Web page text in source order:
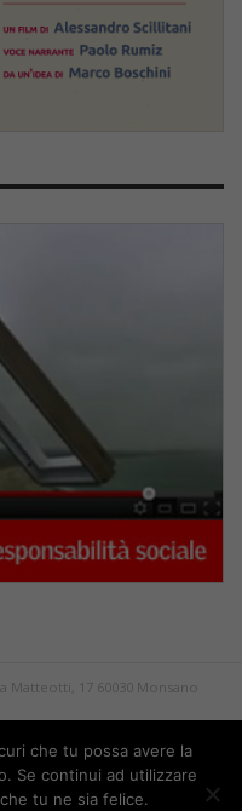
Matteotti, 17 60030 Monsano
che tu possa avere la
Se continui ad utilizzare
tu ne sia felice.